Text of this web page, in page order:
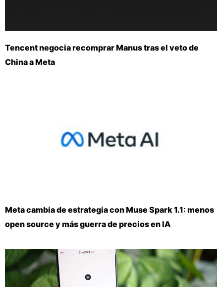
Tencent negocia recomprar Manus tras el veto de
China a Meta
Meta cambia de estrategia con Muse Spark 1.1: menos
open source y más guerra de precios en IA